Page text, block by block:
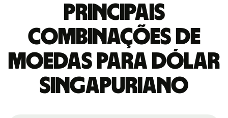
Principais
combinações de
moedas para Dólar
singapuriano